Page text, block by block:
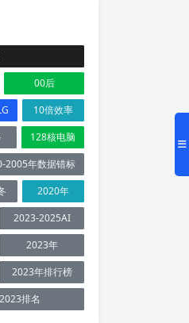
00后
10倍效率
128核电脑
2005年数据错标
2020年
2023-2025AI
2023年
2023年排行榜
2023排名